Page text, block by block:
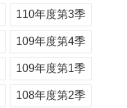
110年度第3季
109年度第4季
109年度第1季
108年度第2季